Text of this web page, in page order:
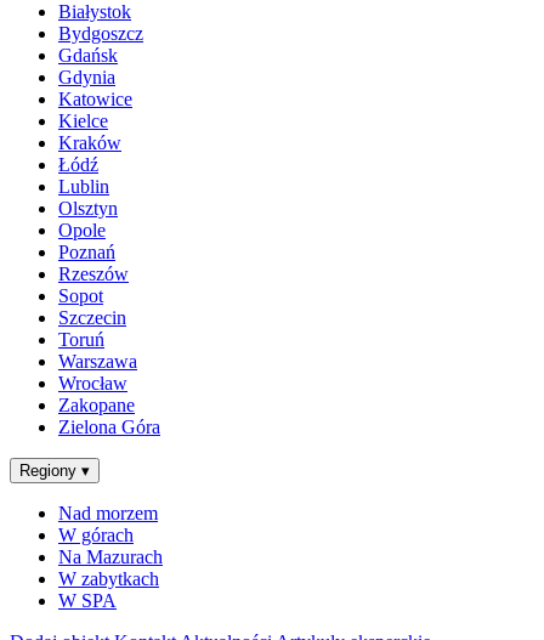
Białystok
Bydgoszcz
Gdańsk
Gdynia
Katowice
Kielce
Kraków
Łódź
Lublin
Olsztyn
Opole
Poznań
Rzeszów
Sopot
Szczecin
Toruń
Warszawa
Wrocław
Zakopane
Zielona Góra
Regiony ▾
Nad morzem
W górach
Na Mazurach
W zabytkach
W SPA